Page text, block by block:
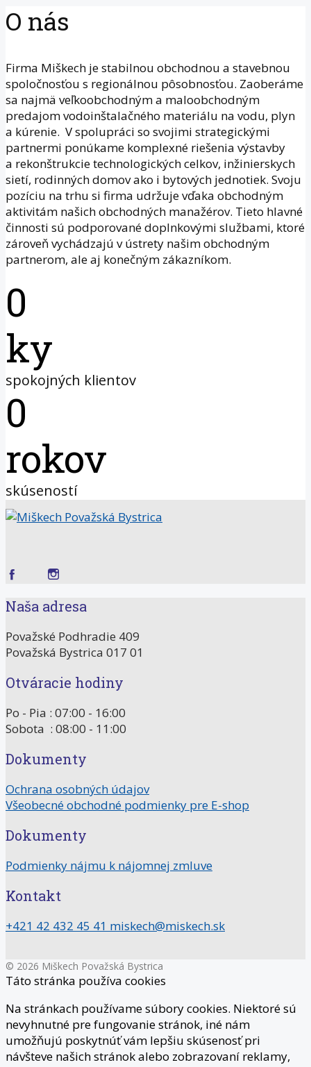
O nás
Firma Miškech je stabilnou obchodnou a stavebnou
spoločnosťou s regionálnou pôsobnosťou. Zaoberáme
sa najmä veľkoobchodným a maloobchodným
predajom vodoinštalačného materiálu na vodu, plyn
a kúrenie. V spolupráci so svojimi strategickými
partnermi ponúkame komplexné riešenia výstavby
a rekonštrukcie technologických celkov, inžinierskych
sietí, rodinných domov ako i bytových jednotiek. Svoju
pozíciu na trhu si firma udržuje vďaka obchodným
aktivitám našich obchodných manažérov. Tieto hlavné
činnosti sú podporované doplnkovými službami, ktoré
zároveň vychádzajú v ústrety našim obchodným
partnerom, ale aj konečným zákazníkom.
0
ky
spokojných klientov
0
rokov
skúseností
Naša adresa
Považské Podhradie 409
Považská Bystrica 017 01
Otváracie hodiny
Po - Pia : 07:00 - 16:00
Sobota : 08:00 - 11:00
Dokumenty
Ochrana osobných údajov
Všeobecné obchodné podmienky pre E-shop
Dokumenty
Podmienky nájmu k nájomnej zmluve
Kontakt
+421 42 432 45 41 miskech@miskech.sk
© 2026 Miškech Považská Bystrica
Táto stránka používa cookies
Na stránkach používame súbory cookies. Niektoré sú
nevyhnutné pre fungovanie stránok, iné nám
umožňujú poskytnúť vám lepšiu skúsenosť pri
návšteve našich stránok alebo zobrazovaní reklamy,